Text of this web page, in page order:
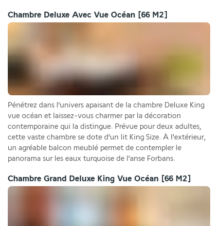
Chambre Deluxe Avec Vue Océan [66 M2]
Pénétrez dans l'univers apaisant de la chambre Deluxe King
vue océan et laissez-vous charmer par la décoration
contemporaine qui la distingue. Prévue pour deux adultes,
cette vaste chambre se dote d'un lit King Size. À l'extérieur,
un agréable balcon meublé permet de contempler le
panorama sur les eaux turquoise de l'anse Forbans.
Chambre Grand Deluxe King Vue Océan [66 M2]